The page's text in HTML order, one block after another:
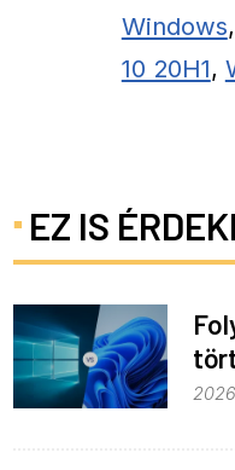
Windows,
10 20H1,
EZ IS